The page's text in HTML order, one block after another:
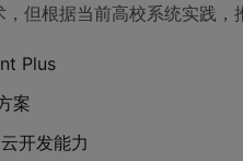
但根据当前高校系统实践，
Plus
案
开发能力